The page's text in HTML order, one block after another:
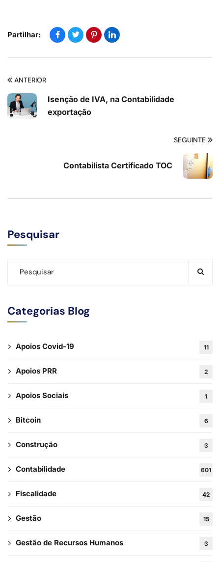
Partilhar:
ANTERIOR
Isenção de IVA, na Contabilidade
exportação
SEGUINTE
Contabilista Certificado TOC
Pesquisar
Categorias Blog
Apoios Covid-19 11
Apoios PRR 2
Apoios Sociais 1
Bitcoin 6
Construção 3
Contabilidade 601
Fiscalidade 42
Gestão 15
Gestão de Recursos Humanos 3